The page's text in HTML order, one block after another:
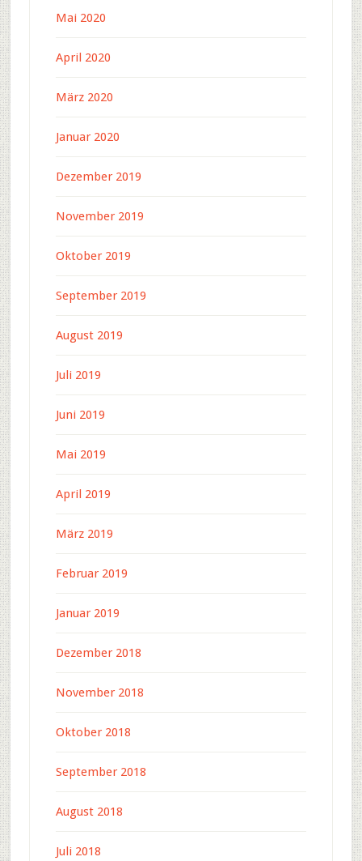
Mai 2020
April 2020
März 2020
Januar 2020
Dezember 2019
November 2019
Oktober 2019
September 2019
August 2019
Juli 2019
Juni 2019
Mai 2019
April 2019
März 2019
Februar 2019
Januar 2019
Dezember 2018
November 2018
Oktober 2018
September 2018
August 2018
Juli 2018